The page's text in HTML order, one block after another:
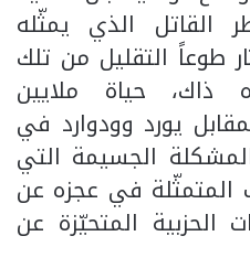
الذي يمثّله
اختار طوعاً التقليل من تلك
ذاك، حياة ملايين
يورد وودوارد في
الجسيمة التي
المتمثّلة في عجزه عن
الحزبية المتحيّزة عن